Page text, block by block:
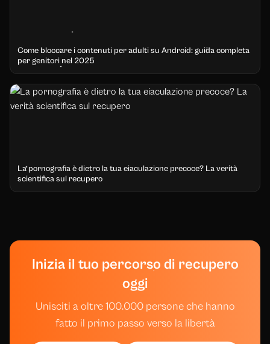
Come bloccare i contenuti per adulti su Android: guida completa
per genitori nel 2025
La pornografia è dietro la tua eiaculazione precoce? La verità
scientifica sul recupero
Inizia il tuo percorso di recupero
oggi
Unisciti a oltre 100.000 persone che hanno
fatto il primo passo verso la libertà